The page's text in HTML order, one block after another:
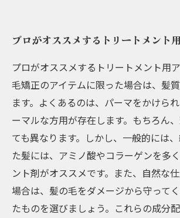
プロがオススメするトリートメント
プロがオススメするトリートメント用
毛矯正のアイテムに限った場合は、髪
ます。よくあるのは、パーマをかけら
ーマルな方用が存在します。もちろん
ても異なります。しかし、一般的には
た髪には、アミノ酸やコラーゲンを多
ント剤がオススメです。また、自然な
場合は、髪の毛をダメージから守って
たものを選びましょう。これらの成分